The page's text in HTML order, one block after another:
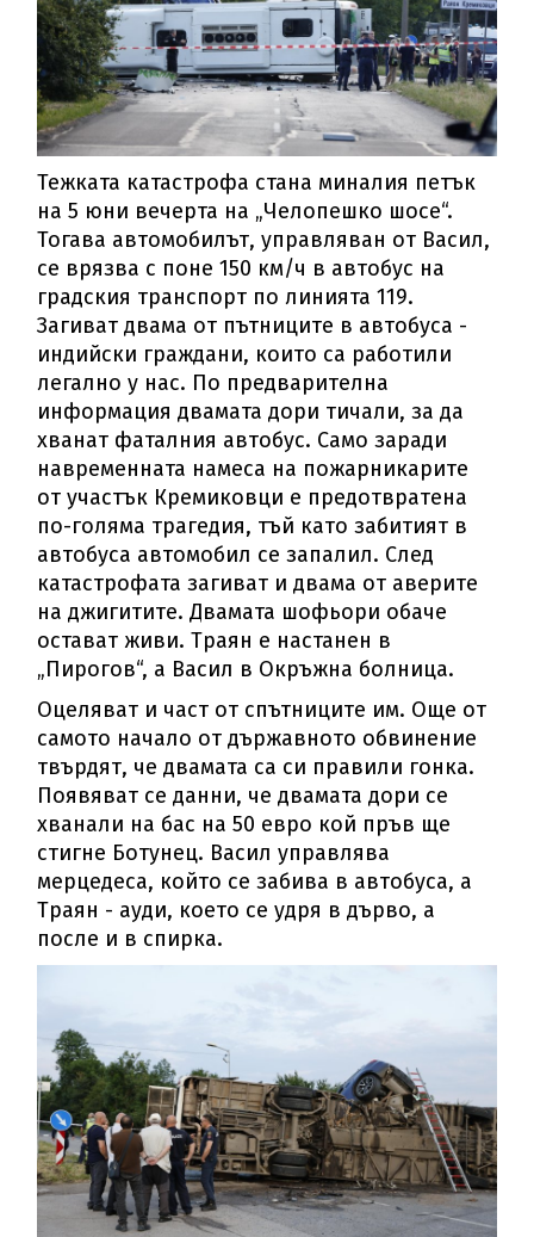
Тежката катастрофа стана миналия петък
на 5 юни вечерта на „Челопешко шосе“.
Тогава автомобилът, управляван от Васил,
се врязва с поне 150 км/ч в автобус на
градския транспорт по линията 119.
Загиват двама от пътниците в автобуса -
индийски граждани, които са работили
легално у нас. По предварителна
информация двамата дори тичали, за да
хванат фаталния автобус. Само заради
навременната намеса на пожарникарите
от участък Кремиковци е предотвратена
по-голяма трагедия, тъй като забитият в
автобуса автомобил се запалил. След
катастрофата загиват и двама от аверите
на джигитите. Двамата шофьори обаче
остават живи. Траян е настанен в
„Пирогов“, а Васил в Окръжна болница.
Оцеляват и част от спътниците им. Още от
самото начало от държавното обвинение
твърдят, че двамата са си правили гонка.
Появяват се данни, че двамата дори се
хванали на бас на 50 евро кой пръв ще
стигне Ботунец. Васил управлява
мерцедеса, който се забива в автобуса, а
Траян - ауди, което се удря в дърво, а
после и в спирка.